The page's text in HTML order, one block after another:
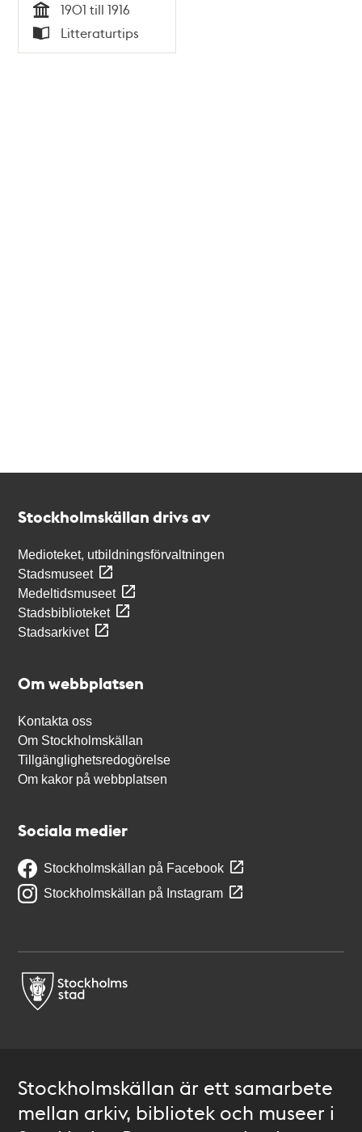
Tid
1901 till 1916
Typ
Litteraturtips
Stockholmskällan drivs av
Medioteket, utbildningsförvaltningen
Stadsmuseet
Medeltidsmuseet
Stadsbiblioteket
Stadsarkivet
Om webbplatsen
Kontakta oss
Om Stockholmskällan
Tillgänglighetsredogörelse
Om kakor på webbplatsen
Sociala medier
Stockholmskällan på Facebook
Stockholmskällan på Instagram
Stockholmskällan är ett samarbete
mellan arkiv, bibliotek och museer i